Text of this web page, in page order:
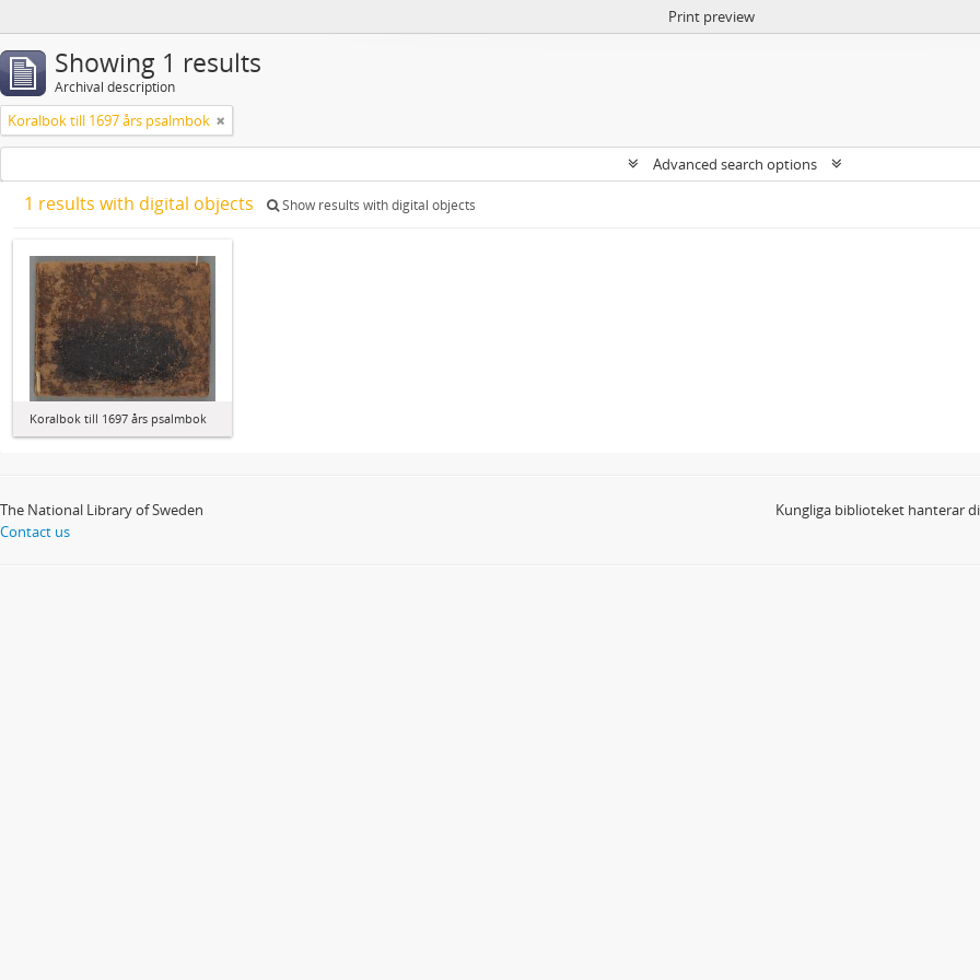
Print preview
Showing 1 results
Archival description
Koralbok till 1697 års psalmbok
Advanced search options
1 results with digital objects Show results with digital objects
Koralbok till 1697 års psalmbok
The National Library of Sweden
Contact us
Kungliga biblioteket hanterar